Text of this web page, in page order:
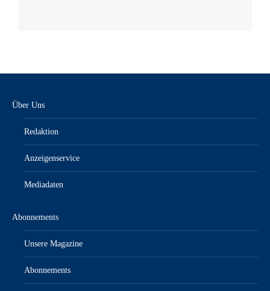
Über Uns
Redaktion
Anzeigenservice
Mediadaten
Abonnements
Unsere Magazine
Abonnements